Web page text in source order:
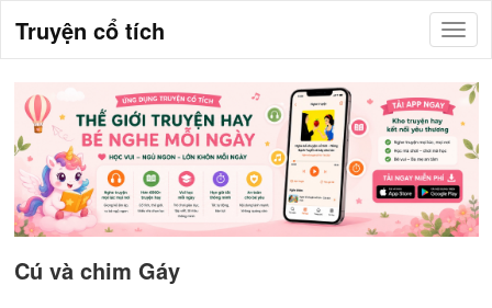
Truyện cổ tích
Cú và chim Gáy